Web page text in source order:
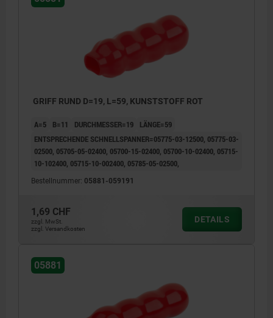
GRIFF RUND D=19, L=59, KUNSTSTOFF ROT
A=5 B=11 DURCHMESSER=19
LÄNGE=59
ENTSPRECHENDE SCHNELLSPANNER=05775-03-12500, 05775-03-
02500, 05705-05-02400, 05700-15-02400, 05700-10-02400, 05715-
10-102400, 05715-10-002400, 05785-05-02500,
Bestellnummer: 05881-059191
1,69 CHF
zzgl. MwSt.
zzgl. Versandkosten
DETAILS
05881